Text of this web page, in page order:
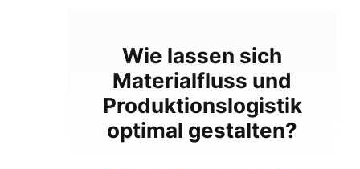
Wie lassen sich
Materialfluss und
Produktionslogistik
optimal gestalten?